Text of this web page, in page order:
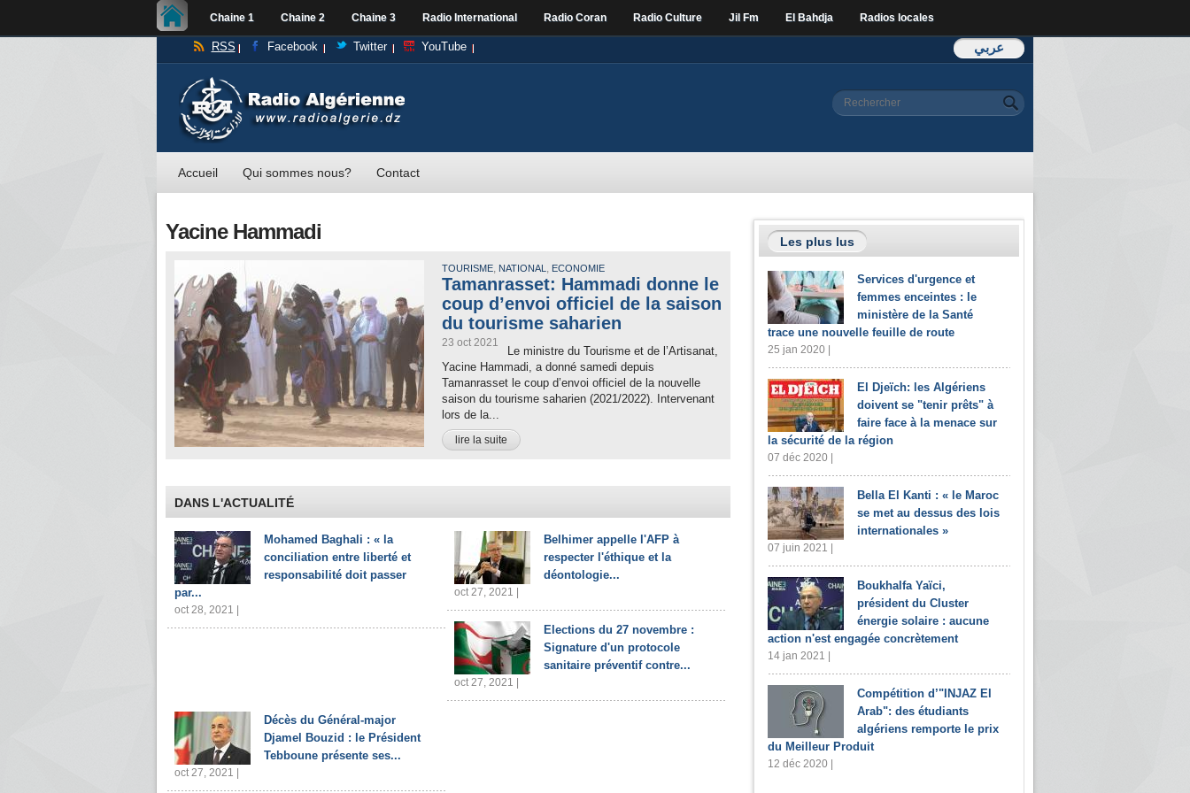
Chaine 1 Chaine 2 Chaine 3 Radio International Radio Coran Radio Culture Jil Fm El Bahdja Radios locales
عربي RSS Facebook Twitter YouTube
Formulaire de
Rechercher
Accueil Qui sommes nous? Contact
Yacine Hammadi
TOURISME, NATIONAL , ECONOMIE
Tamanrasset: Hammadi donne le
coup d’envoi officiel de la saison
du tourisme saharien
23 oct 2021
Le ministre du Tourisme et de l’Artisanat,
Yacine Hammadi, a donné samedi depuis
Tamanrasset le coup d’envoi officiel de la nouvelle
saison du tourisme saharien (2021/2022). Intervenant
lors de la...
lire la suite
DANS L'ACTUALITÉ
Mohamed Baghali : « la
conciliation entre liberté et
responsabilité doit passer
par...
oct 28, 2021 |
Belhimer appelle l'AFP à
respecter l'éthique et la
déontologie...
oct 27, 2021 |
Elections du 27 novembre :
Signature d'un protocole
sanitaire préventif contre...
oct 27, 2021 |
Décès du Général-major
Djamel Bouzid : le Président
Tebboune présente ses...
oct 27, 2021 |
Les plus lus
Services d'urgence et
femmes enceintes : le
ministère de la Santé
trace une nouvelle feuille de route
25 jan 2020 |
El Djeïch: les Algériens
doivent se "tenir prêts" à
faire face à la menace sur
la sécurité de la région
07 déc 2020 |
Bella El Kanti : « le Maroc
se met au dessus des lois
internationales »
07 juin 2021 |
Boukhalfa Yaïci,
président du Cluster
énergie solaire : aucune
action n'est engagée concrètement
14 jan 2021 |
Compétition d’"INJAZ El
Arab": des étudiants
algériens remporte le prix
du Meilleur Produit
12 déc 2020 |